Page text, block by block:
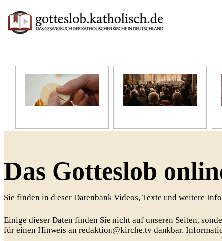
Das Gotteslob
Sie finden in dieser Datenbank Videos, Texte und weitere
Einige dieser Daten finden Sie nicht auf unseren Seiten,
für einen Hinweis an redaktion@kirche.tv dankbar.